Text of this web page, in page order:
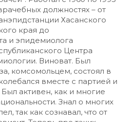
должностях – от
Хасанского
края до
и эпидемиолога
Центра
Виноват. Был
комсомольцем, состоял в
вместе с партией и
активен, как и многие
Знал о многих
так как сознавал, что от